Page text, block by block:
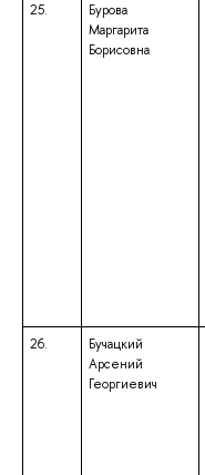
25.
Бурова
Маргарита
Борисовна
26.
Бучацкий
Арсений
Георгиевич